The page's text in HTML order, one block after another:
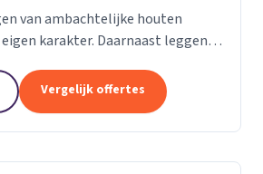
van ambachtelijke houten
karakter. Daarnaast leggen
PVC vloeren. Heeft u al een...
Vergelijk offertes